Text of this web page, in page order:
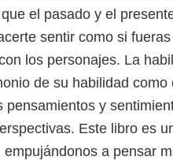
el pasado y el
sentir como si
los personajes. La
de su habilidad
y
Este libro es
a pensar